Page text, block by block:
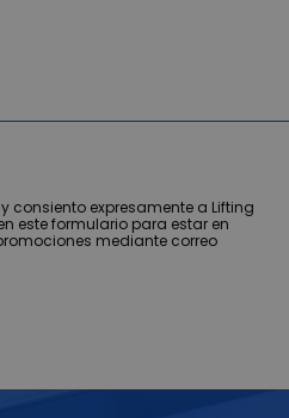
y consiento expresamente a Lifting
este formulario para estar en
mediante correo